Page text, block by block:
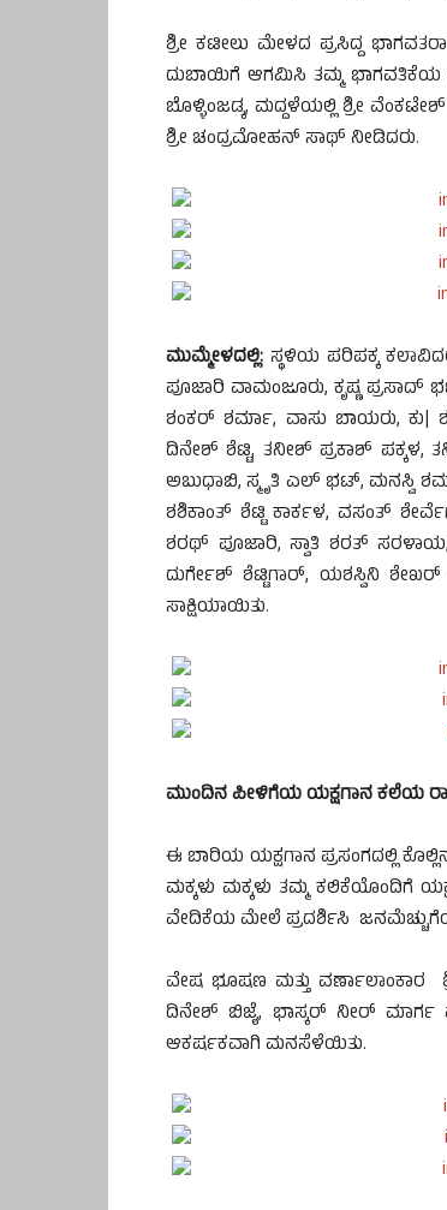
ಶ್ರೀ ಕಟೀಲು ಮೇಳದ ಪ್ರಸಿದ್ದ
ದುಬಾಯಿಗೆ ಆಗಮಿಸಿ ತಮ್ಮ ಭಾಗವತಿಕೆಯ
ಬೊಳ್ಳಿಂಜಡ್ಕ, ಮದ್ದಳೆಯಲ್ಲಿ ಶ್ರೀ
ಶ್ರೀ ಚಂದ್ರಮೋಹನ್ ಸಾಥ್ ನೀಡಿದರು.
ಮುಮ್ಮೇಳದಲ್ಲಿ: ಸ್ಥಳಿಯ ಪರಿಪಕ್ಕ
ಪೂಜಾರಿ ವಾಮಂಜೂರು, ಕೃಷ್ಣ ಪ್ರಸಾದ್
ಶಂಕರ್ ಶರ್ಮಾ, ವಾಸು ಬಾಯರು, ಕು|
ದಿನೇಶ್ ಶೆಟ್ಟಿ, ತನೀಶ್ ಪ್ರಕಾಶ್ ಪಕ್ಕಳ,
ಅಬುಧಾಬಿ, ಸ್ಮೃತಿ ಎಲ್ ಭಟ್, ಮನಸ್ವಿ
ಶಶಿಕಾಂತ್ ಶೆಟ್ಟಿ ಕಾರ್ಕಳ, ವಸಂತ್
ಶರಥ್ ಪೂಜಾರಿ, ಸ್ವಾತಿ ಶರತ್
ದುರ್ಗೇಶ್ ಶೆಟ್ಟಿಗಾರ್, ಯಶಸ್ವಿನಿ
ಸಾಕ್ಷಿಯಾಯಿತು.
ಮುಂದಿನ ಪೀಳಿಗೆಯ ಯಕ್ಷಗಾನ ಕಲೆಯ
ಈ ಬಾರಿಯ ಯಕ್ಷಗಾನ ಪ್ರಸಂಗದಲ್ಲಿ
ಮಕ್ಕಳು ಮಕ್ಕಳು ತಮ್ಮ ಕಲಿಕೆಯೊಂದಿಗೆ
ವೇದಿಕೆಯ ಮೇಲೆ ಪ್ರದರ್ಶಿಸಿ
ವೇಷ ಭೂಷಣ ಮತ್ತು ವರ್ಣಾಲಾಂಕಾರ
ದಿನೇಶ್ ಬಿಜೈ, ಭಾಸ್ಕರ್ ನೀರ್ ಮಾರ್ಗ
ಆಕರ್ಷಕವಾಗಿ ಮನಸೆಳೆಯಿತು.